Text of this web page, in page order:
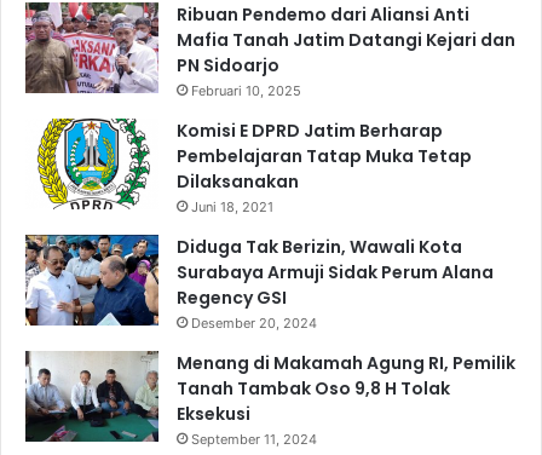
a
A
k
p
a
k
m
b
a
y
K
B
m
e
a
u
Ribuan Pendemo dari Aliansi Anti
Mafia Tanah Jatim Datangi Kejari dan
PN Sidoarjo
Februari 10, 2025
Komisi E DPRD Jatim Berharap
Pembelajaran Tatap Muka Tetap
Dilaksanakan
Juni 18, 2021
Diduga Tak Berizin, Wawali Kota
Surabaya Armuji Sidak Perum Alana
Regency GSI
Desember 20, 2024
Menang di Makamah Agung RI, Pemilik
Tanah Tambak Oso 9,8 H Tolak
Eksekusi
September 11, 2024